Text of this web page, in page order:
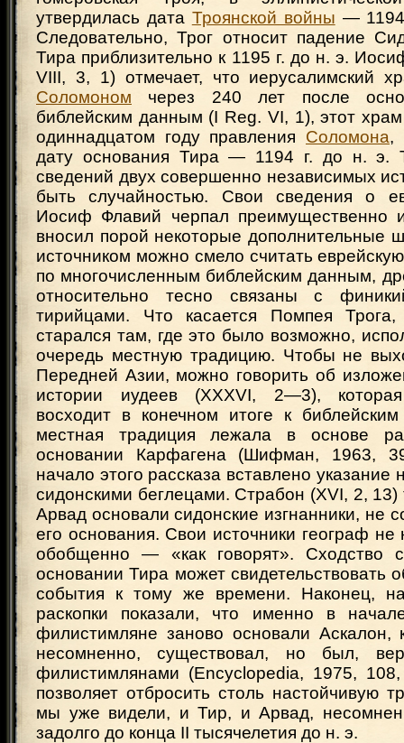
утвердилась дата Троянской войны —
Следовательно, Трог относит падение
Тира приблизительно к 1195 г. до н. э.
VIII, 3, 1) отмечает, что иерусалимский
Соломоном через 240 лет после
библейским данным (I Reg. VI, 1), этот
одиннадцатом году правления Соломона,
дату основания Тира — 1194 г. до н. э.
сведений двух совершенно независимых
быть случайностью. Свои сведения о
Иосиф Флавий черпал преимущественно
вносил порой некоторые дополнительные
источником можно смело считать
по многочисленным библейским данным,
относительно тесно связаны с
тирийцами. Что касается Помпея
старался там, где это было возможно,
очередь местную традицию. Чтобы не
Передней Азии, можно говорить об
истории иудеев (XXXVI, 2—3),
восходит в конечном итоге к
местная традиция лежала в основе
основании Карфагена (Шифман, 1963,
начало этого рассказа вставлено указание
сидонскими беглецами. Страбон (XVI, 2, 13)
Арвад основали сидонские изгнанники, не
его основания. Свои источники географ не
обобщенно — «как говорят». Сходство
основании Тира может свидетельствовать
события к тому же времени. Наконец,
раскопки показали, что именно в
филистимляне заново основали Аскалон,
несомненно, существовал, но был,
филистимлянами (Encyclopedia, 1975,
позволяет отбросить столь настойчивую
мы уже видели, и Тир, и Арвад,
задолго до конца II тысячелетия до н. э.